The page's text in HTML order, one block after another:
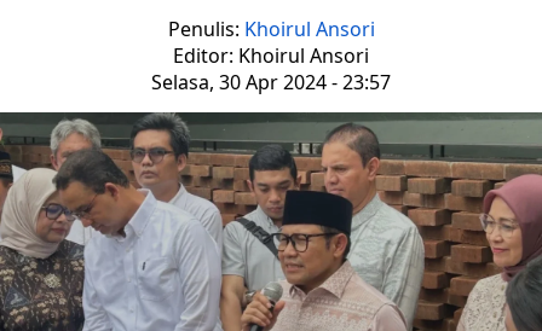
Penulis: Khoirul Ansori
Editor: Khoirul Ansori
Selasa, 30 Apr 2024 - 23:57